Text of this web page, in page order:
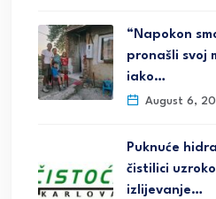
“Napokon
pronašli svoj
iako…
August 6,
Puknuće
čistilici
izlijevanje…